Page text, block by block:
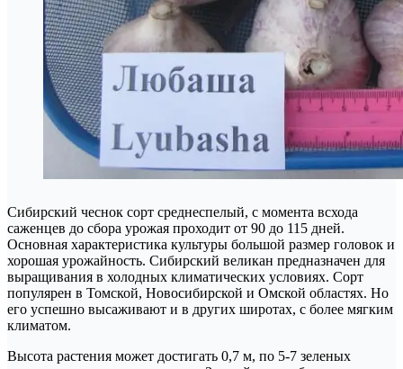
Сибирский чеснок сорт среднеспелый, с момента всхода
саженцев до сбора урожая проходит от 90 до 115 дней.
Основная характеристика культуры большой размер головок и
хорошая урожайность. Сибирский великан предназначен для
выращивания в холодных климатических условиях. Сорт
популярен в Томской, Новосибирской и Омской областях. Но
его успешно высаживают и в других широтах, с более мягким
климатом.
Высота растения может достигать 0,7 м, по 5-7 зеленых